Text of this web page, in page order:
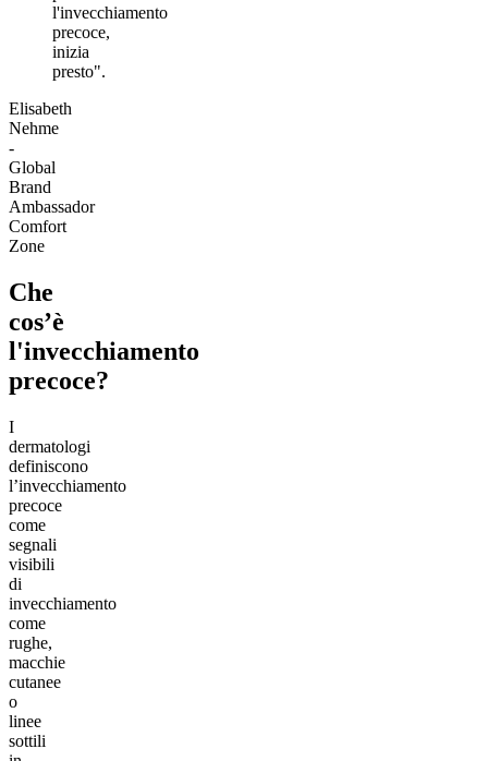
l'invecchiamento
precoce,
inizia
presto".
Elisabeth
Nehme
-
Global
Brand
Ambassador
Comfort
Zone
Che
cos’è
l'invecchiamento
precoce?
I
dermatologi
definiscono
l’invecchiamento
precoce
come
segnali
visibili
di
invecchiamento
come
rughe,
macchie
cutanee
o
linee
sottili